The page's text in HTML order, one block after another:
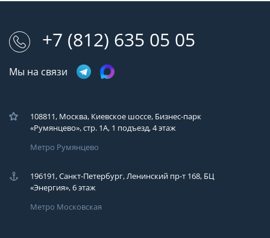
+7 (812) 635 05 05
Мы на связи
108811, Москва, Киевское шоссе, Бизнес-парк
«Румянцево», стр. 1А, 1 подъезд, 4 этаж
Метро Румянцево
196191, Санкт-Петербург, Ленинский пр-т 168, БЦ
«Энергия», 6 этаж
Метро Московская